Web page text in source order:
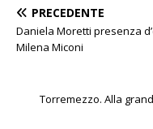
PRECEDENTE
Daniela Moretti presenza
Milena Miconi
Torremezzo. Alla